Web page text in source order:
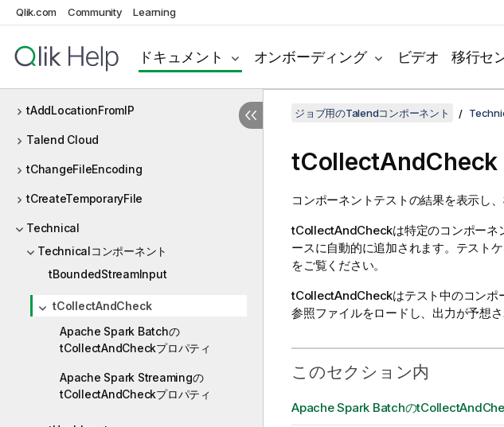
Qlik.com Community Learning
ドキュメント オンボーディング ビデオ 移行セ
System
Tableau
tAddLocationFromIP
Talend Cloud
tChangeFileEncoding
tCreateTemporaryFile
Technical
Technicalコンポーネント
tBoundedStreamInput
tCollectAndCheck
Apache Spark Batchの
tCollectAndCheckプロパティ
Apache Spark Streamingの
tCollectAndCheckプロパティ
ジョブ用のTalendコンポーネント
tCollectAndCheck
コンポーネントテストの結果を表示し、
tCollectAndCheckは特定のコンポーネ
ースに自動的に追加されます。テストケ
をご覧ください。
tCollectAndCheckはテスト中のコンポ
参照ファイルをロードし、出力が予想
このセクション内
Apache Spark Batchの